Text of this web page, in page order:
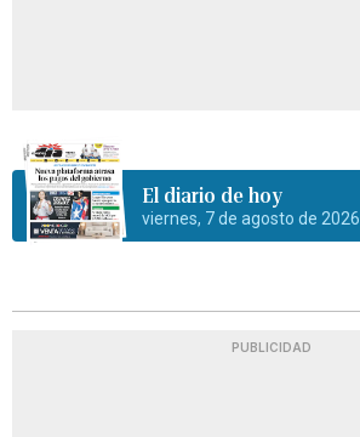
El diario de hoy
viernes, 7 de agosto de 2026
PUBLICIDAD